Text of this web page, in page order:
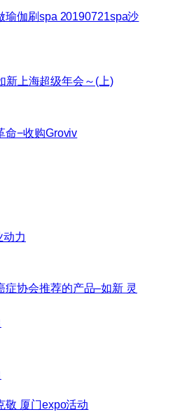
瑜伽刷spa 20190721spa沙
新上海超级年会～(上)
命−收购Groviv
动力
症协会推荐的产品–如新 灵
敬 厦门expo活动